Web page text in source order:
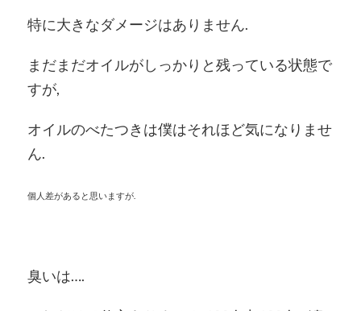
特に大きなダメージはありません.
まだまだオイルがしっかりと残っている状態で
すが,
オイルのべたつきは僕はそれほど気になりませ
ん.
個人差があると思いますが.
臭いは….